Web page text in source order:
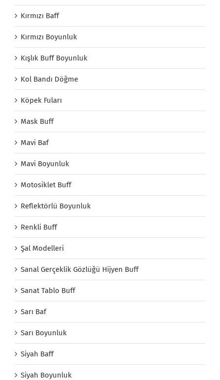
Kırmızı Baff
Kırmızı Boyunluk
Kışlık Buff Boyunluk
Kol Bandı Döğme
Köpek Fuları
Mask Buff
Mavi Baf
Mavi Boyunluk
Motosiklet Buff
Reflektörlü Boyunluk
Renkli Buff
Şal Modelleri
Sanal Gerçeklik Gözlüğü Hijyen Buff
Sanat Tablo Buff
Sarı Baf
Sarı Boyunluk
Siyah Baff
Siyah Boyunluk